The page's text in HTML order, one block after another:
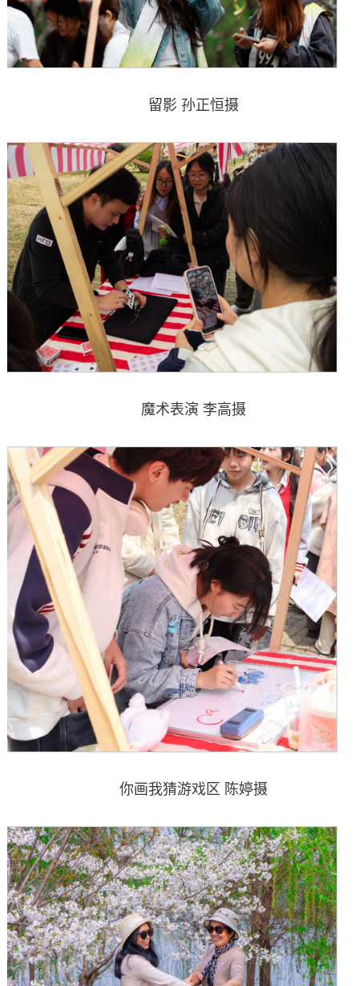
留影 孙正恒摄
魔术表演 李高摄
你画我猜游戏区 陈婷摄